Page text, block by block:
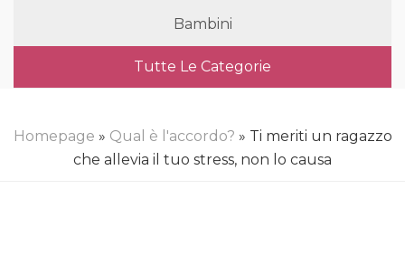
Bambini
Tutte Le Categorie
Homepage » Qual è l'accordo? » Ti meriti un ragazzo
che allevia il tuo stress, non lo causa